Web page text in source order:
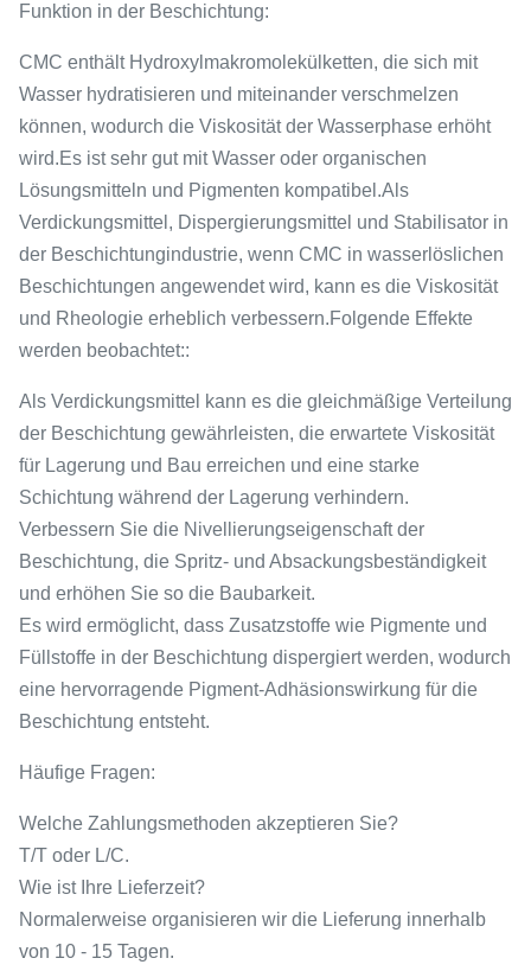
Funktion in der Beschichtung:
CMC enthält Hydroxylmakromolekülketten, die sich mit
Wasser hydratisieren und miteinander verschmelzen
können, wodurch die Viskosität der Wasserphase erhöht
wird.Es ist sehr gut mit Wasser oder organischen
Lösungsmitteln und Pigmenten kompatibel.Als
Verdickungsmittel, Dispergierungsmittel und Stabilisator in
der Beschichtungindustrie, wenn CMC in wasserlöslichen
Beschichtungen angewendet wird, kann es die Viskosität
und Rheologie erheblich verbessern.Folgende Effekte
werden beobachtet::
Als Verdickungsmittel kann es die gleichmäßige Verteilung
der Beschichtung gewährleisten, die erwartete Viskosität
für Lagerung und Bau erreichen und eine starke
Schichtung während der Lagerung verhindern.
Verbessern Sie die Nivellierungseigenschaft der
Beschichtung, die Spritz- und Absackungsbeständigkeit
und erhöhen Sie so die Baubarkeit.
Es wird ermöglicht, dass Zusatzstoffe wie Pigmente und
Füllstoffe in der Beschichtung dispergiert werden, wodurch
eine hervorragende Pigment-Adhäsionswirkung für die
Beschichtung entsteht.
Häufige Fragen:
Welche Zahlungsmethoden akzeptieren Sie?
T/T oder L/C.
Wie ist Ihre Lieferzeit?
Normalerweise organisieren wir die Lieferung innerhalb
von 10 - 15 Tagen.